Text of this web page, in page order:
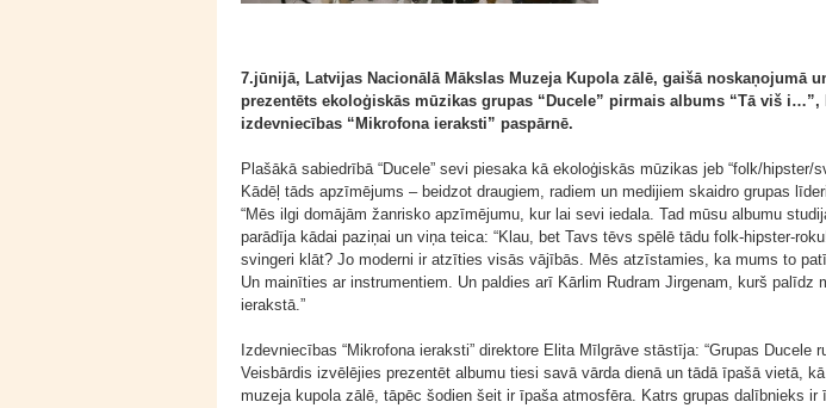
7.jūnijā, Latvijas Nacionālā Mākslas Muzeja Kupola zālē, gaišā noskaņojumā
prezentēts ekoloģiskās mūzikas grupas “Ducele” pirmais albums “Tā viš i…”,
izdevniecības “Mikrofona ieraksti” paspārnē.
Plašākā sabiedrībā “Ducele” sevi piesaka kā ekoloģiskās mūzikas jeb “folk/hipster/
Kādēļ tāds apzīmējums – beidzot draugiem, radiem un medijiem skaidro grupas
“Mēs ilgi domājām žanrisko apzīmējumu, kur lai sevi iedala. Tad mūsu albumu
parādīja kādai paziņai un viņa teica: “Klau, bet Tavs tēvs spēlē tādu folk-hipster-
svingeri klāt? Jo moderni ir atzīties visās vājībās. Mēs atzīstamies, ka mums to
Un mainīties ar instrumentiem. Un paldies arī Kārlim Rudram Jirgenam, kurš palīdz
ierakstā.”
Izdevniecības “Mikrofona ieraksti” direktore Elita Mīlgrāve stāstīja: “Grupas Ducele
Veisbārdis izvēlējies prezentēt albumu tiesi savā vārda dienā un tādā īpašā vietā,
muzeja kupola zālē, tāpēc šodien šeit ir īpaša atmosfēra. Katrs grupas dalībnieks ir